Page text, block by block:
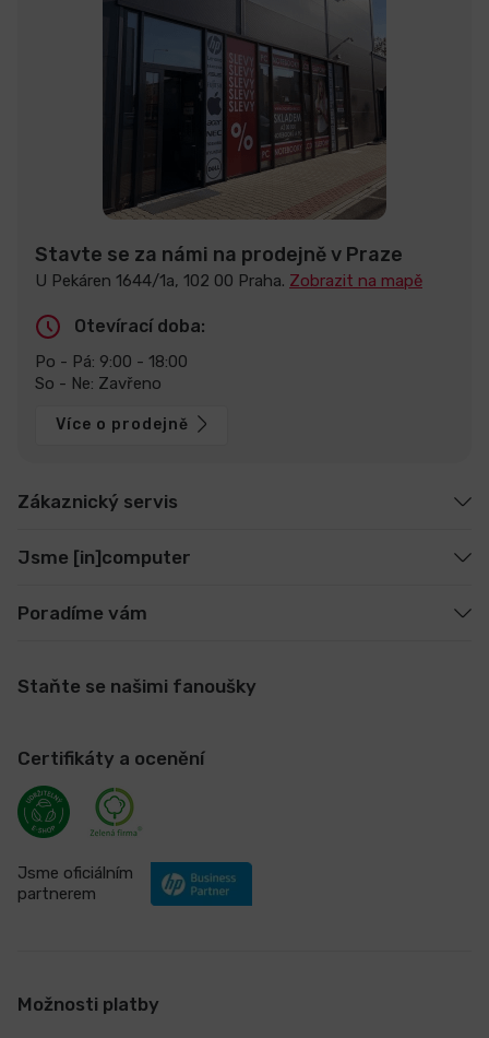
Stavte se za námi na prodejně v Praze
U Pekáren 1644/1a, 102 00 Praha. Zobrazit na mapě
Otevírací doba:
Po - Pá: 9:00 - 18:00
So - Ne: Zavřeno
Více o prodejně
Zákaznický servis
Jsme [in]computer
Poradíme vám
Staňte se našimi fanoušky
Certifikáty a ocenění
Jsme oficiálním
partnerem
Možnosti platby